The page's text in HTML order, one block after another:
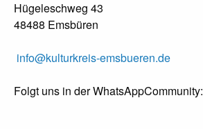
Hügeleschweg 43
48488 Emsbüren
info@kulturkreis-emsbueren.de
Folgt uns in der WhatsAppCommunity: